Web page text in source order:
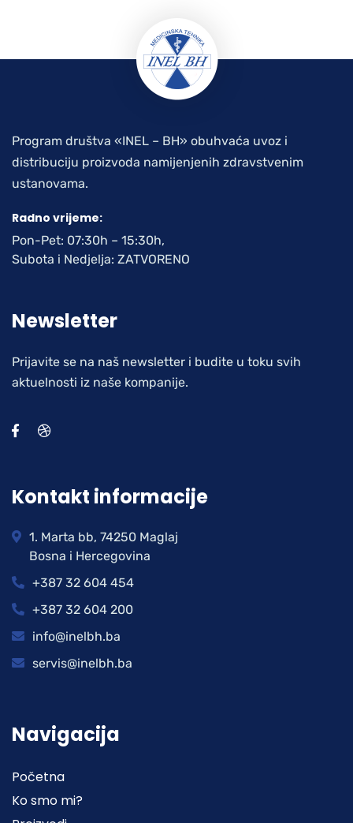
Program društva «INEL – BH» obuhvaća uvoz i
distribuciju proizvoda namijenjenih zdravstvenim
ustanovama.
Radno vrijeme:
Pon-Pet: 07:30h – 15:30h,
Subota i Nedjelja: ZATVORENO
Newsletter
Prijavite se na naš newsletter i budite u toku svih
aktuelnosti iz naše kompanije.
Kontakt informacije
1. Marta bb, 74250 Maglaj
Bosna i Hercegovina
+387 32 604 454
+387 32 604 200
info@inelbh.ba
servis@inelbh.ba
Navigacija
Početna
Ko smo mi?